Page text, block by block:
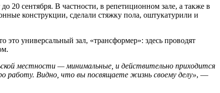
20 сентября. В частности, в репетиционном зале, а также в
конструкции, сделали стяжку пола, оштукатурили и
универсальный зал, «трансформер»: здесь проводят
местности — минимальные, и действительно приходится
работу. Видно, что вы посвящаете жизнь своему делу», —